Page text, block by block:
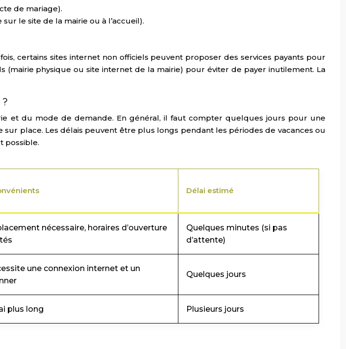
de mariage).
le site de la mairie ou à l’accueil).
certains sites internet non officiels peuvent proposer des services payants pour
(mairie physique ou site internet de la mairie) pour éviter de payer inutilement. La
et du mode de demande. En général, il faut compter quelques jours pour une
place. Les délais peuvent être plus longs pendant les périodes de vacances ou
possible.
Délai estimé
nécessaire, horaires d’ouverture
Quelques minutes (si pas
d’attente)
une connexion internet et un
Quelques jours
plus long Plusieurs jours